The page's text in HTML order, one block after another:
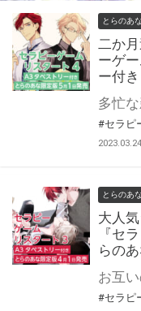
とらのあ
二か
ーゲ
ー付
#セラピ
2023.03.24
とらのあ
大人
『セ
らの
#セラピ